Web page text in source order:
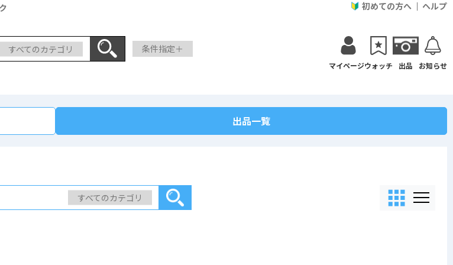
初めての方へ ヘルプ
すべてのカテゴリ 条件指定＋
マイページウォッチ 出品 お知らせ
出品一覧
すべてのカテゴリ